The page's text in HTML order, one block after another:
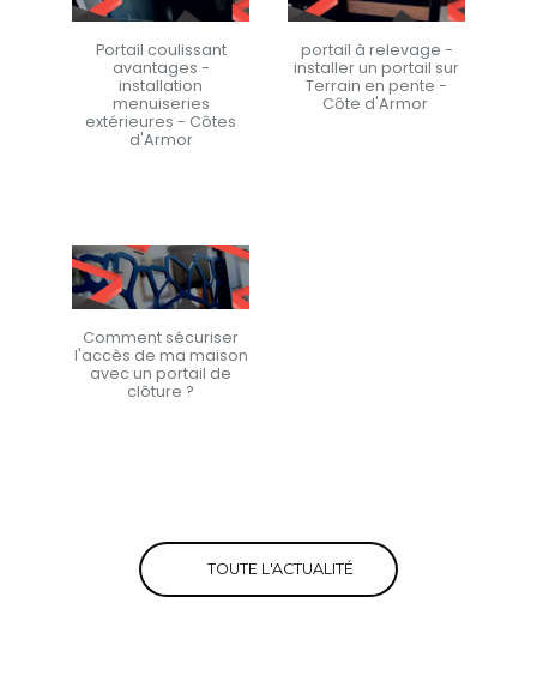
Portail coulissant
avantages -
installation
menuiseries
extérieures - Côtes
d'Armor
portail à relevage -
installer un portail sur
Terrain en pente -
Côte d'Armor
Comment sécuriser
l'accès de ma maison
avec un portail de
clôture ?
TOUTE L'ACTUALITÉ